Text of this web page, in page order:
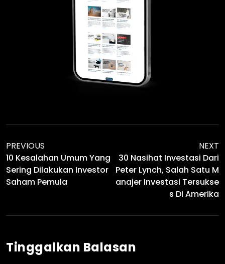
PREVIOUS
10 Kesalahan Umum Yang
Sering Dilakukan Investor
Saham Pemula
NEXT
30 Nasihat Investasi Dari
Peter Lynch, Salah Satu M
Anajer Investasi Tersukse
S Di Amerika
Tinggalkan Balasan